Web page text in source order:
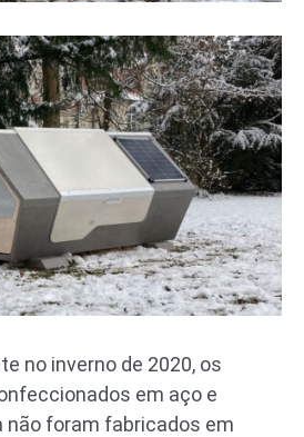
no inverno de 2020, os
em aço e
não foram fabricados em